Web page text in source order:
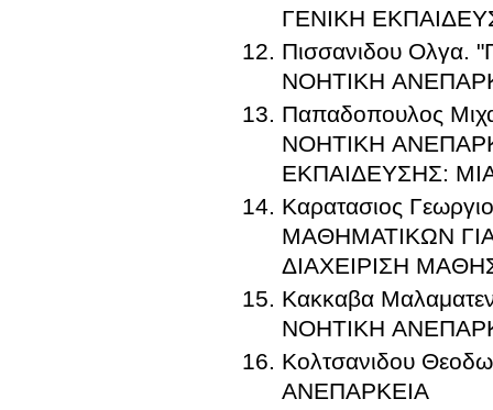
ΓΕΝΙΚΗ
Πισσανιδου
ΝΟΗΤΙΚΗ
Παπαδοπουλος
ΝΟΗΤΙΚΗ
ΕΚΠΑΙΔΕΥΣΗΣ:
Καρατασιος
ΜΑΘΗΜΑΤΙΚΩΝ
ΔΙΑΧΕΙΡΙΣΗ
Κακκαβα
ΝΟΗΤΙΚΗ
Κολτσανιδου
ΑΝΕΠΑΡΚΕΙΑ